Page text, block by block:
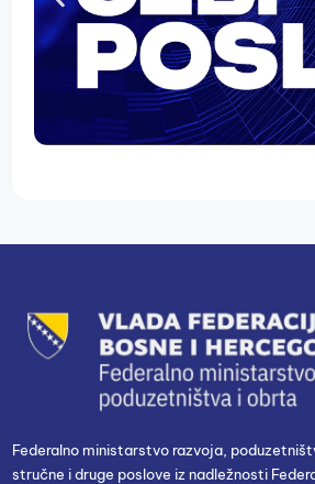
Federalno ministarstvo razvoja,
stručne i druge poslove iz nadležnosti